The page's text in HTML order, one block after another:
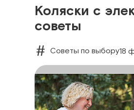
Коляски с
советы
Советы по выбору18